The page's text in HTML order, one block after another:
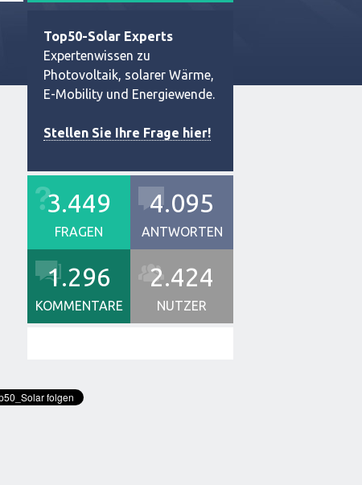
Top50-Solar Experts
Expertenwissen zu
Photovoltaik, solarer Wärme,
E-Mobility und Energiewende.
Stellen Sie Ihre Frage hier!
3.449
FRAGEN
4.095
ANTWORTEN
1.296
KOMMENTARE
2.424
NUTZER